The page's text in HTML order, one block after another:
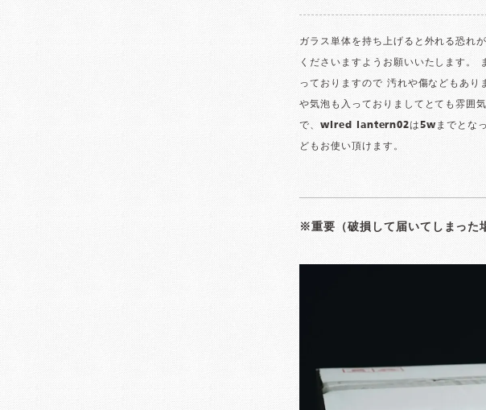
ガラス単体を持ち上げると外れる恐れ
くださいますようお願いいたします。
っておりますので 汚れや傷などもあ
や気泡も入っておりましてとても雰
で、wired lantern02は5wまでとなっ
どもお使い頂けます。
※重要（破損して届いてしまった